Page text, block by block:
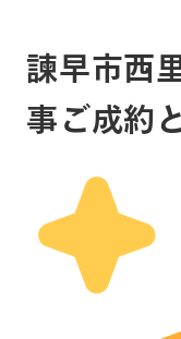
諫早市西
事ご成約